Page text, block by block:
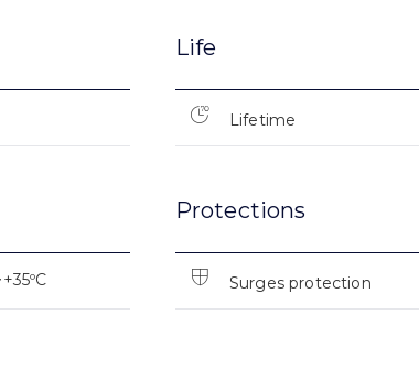
Life
Lifetime
Protections
Surges protection